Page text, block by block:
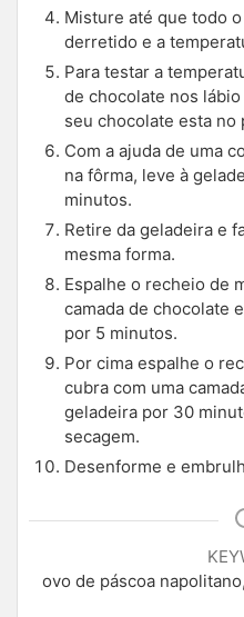
Misture até que todo
derretido e a
Para testar a
de chocolate nos
seu chocolate esta no
Com a ajuda de uma
na fôrma, leve à
minutos.
Retire da geladeira e
mesma forma.
Espalhe o recheio de
camada de chocolate
por 5 minutos.
Por cima espalhe o
cubra com uma
geladeira por 30
secagem.
Desenforme e
ovo de páscoa